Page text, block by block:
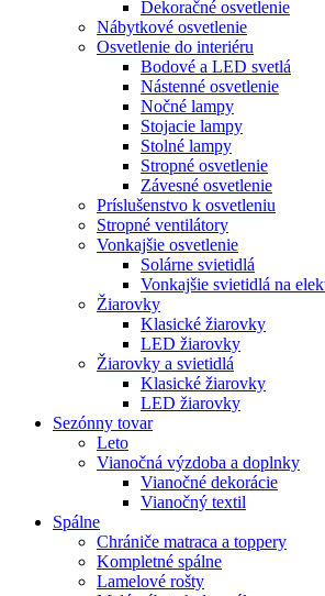
Dekoračné osvetlenie
Nábytkové osvetlenie
Osvetlenie do interiéru
Bodové a LED svetlá
Nástenné osvetlenie
Nočné lampy
Stojacie lampy
Stolné lampy
Stropné osvetlenie
Závesné osvetlenie
Príslušenstvo k osvetleniu
Stropné ventilátory
Vonkajšie osvetlenie
Solárne svietidlá
Vonkajšie svietidlá na
Žiarovky
Klasické žiarovky
LED žiarovky
Žiarovky a svietidlá
Klasické žiarovky
LED žiarovky
Sezónny tovar
Leto
Vianočná výzdoba a doplnky
Vianočné dekorácie
Vianočný textil
Spálne
Chrániče matraca a toppery
Kompletné spálne
Lamelové rošty